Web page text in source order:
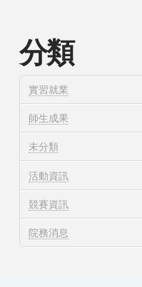
分類
實習就業
師生成果
未分類
活動資訊
競賽資訊
院務消息